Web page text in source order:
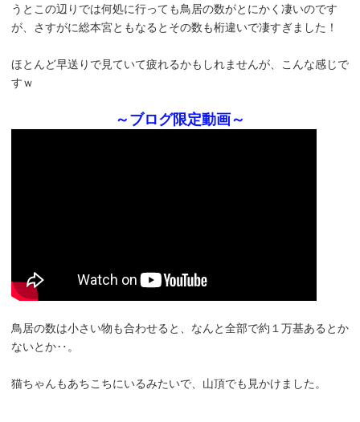
うとこの辺りでは何処に行っても鳥居の数がとにかく凄いのです
が、さすがに総本宮ともなるとその数も桁違いで凄すぎました！
ほとんど早送りで見ていて疲れるかもしれませんが、こんな感じで
すｗ
～ブログ限定動画～
鳥居の数は小さい物も合わせると、なんと全部で約１万基あるとか
ないとか‥。
猫ちゃんもあちこちにいるみたいで、山頂でも見かけました。